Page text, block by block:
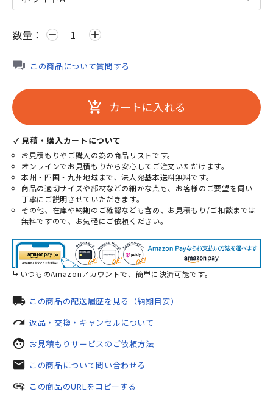
数量： remove add
この商品について質問する
add_shopping_cart カートに入れる
✓ 見積・購入カートについて
お見積もりやご購入の為の商品リストです。
オンラインでお見積もりから安心してご注文いただけます。
本州・四国・九州地域まで、法人宛基本送料無料です。
商品の適切サイズや部材などの細かな点も、お客様のご要望を伺い
丁寧にご説明させていただきます。
その他、在庫や納期のご確認なども含め、お見積もり/ご相談までは
無料ですので、お気軽にご依頼ください。
いつものAmazonアカウントで、簡単に決済可能です。
local_shipping この商品の配送履歴を見る（納期目安）
redo 返品・交換・キャンセルについて
face お見積もりサービスのご依頼方法
mail この商品について問い合わせる
add_link この商品のURLをコピーする